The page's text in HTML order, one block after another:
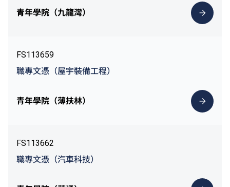
青年學院（九龍灣）
FS113659
職專文憑（屋宇裝備工程）
青年學院（薄扶林）
FS113662
職專文憑（汽車科技）